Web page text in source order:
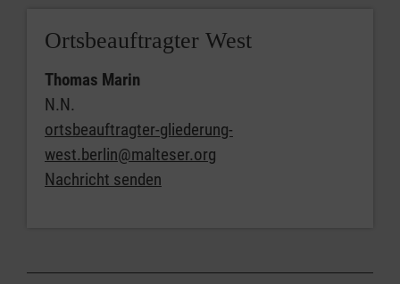
Ortsbeauftragter West
Thomas Marin
N.N.
ortsbeauftragter-gliederung-
west.berlin@malteser.org
Nachricht senden